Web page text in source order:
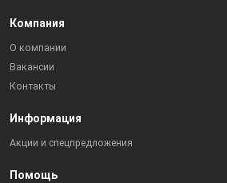
Компания
О компании
Вакансии
Контакты
Информация
Акции и спецпредложения
Помощь